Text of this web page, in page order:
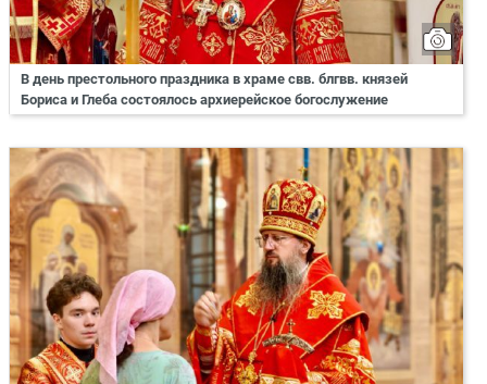
В день престольного праздника в храме свв. блгвв. князей
Бориса и Глеба состоялось архиерейское богослужение